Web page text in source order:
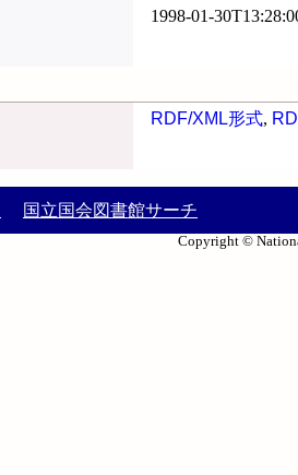
1998-01-
RDF/XML形式,
国立国会図書館サーチ
Copyright ©